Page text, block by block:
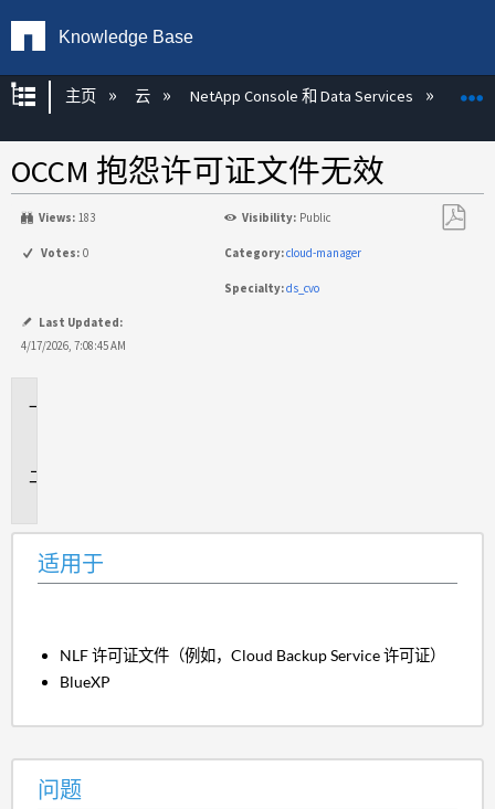
Knowledge Base
扩展/隐缩全局层次
主页 云 NetApp Console 和 Data Services
OCCM 抱怨许可证文件无效
Views: 183 Visibility: Public
Votes: 0 Category:cloud-manager
Specialty:ds_cvo
Last Updated:
4/17/2026, 7:08:45 AM
适用于
NLF 许可证文件（例如，Cloud Backup Service 许可证）
BlueXP
问题